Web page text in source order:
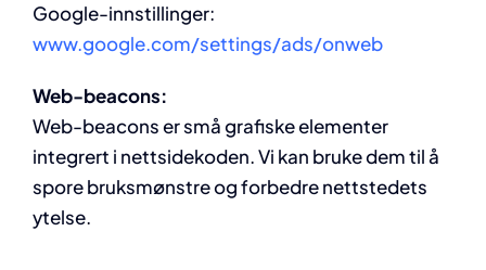
Google-innstillinger:
www.google.com/settings/ads/onweb
Web-beacons:
Web-beacons er små grafiske elementer
integrert i nettsidekoden. Vi kan bruke dem til å
spore bruksmønstre og forbedre nettstedets
ytelse.